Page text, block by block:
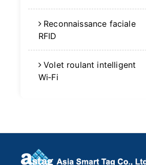
Reconnaissance faciale
RFID
Volet roulant intelligent
Wi‑Fi